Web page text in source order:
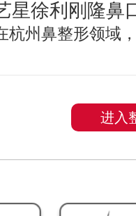
星徐利刚隆鼻
杭州鼻整形领域
进入